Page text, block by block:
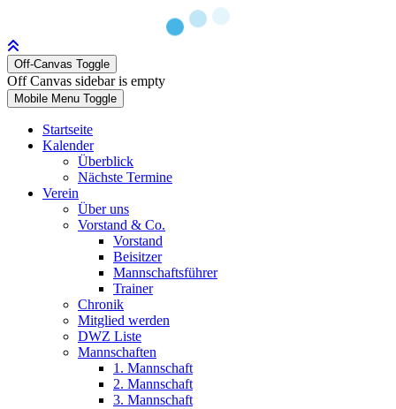
Off-Canvas Toggle
Off Canvas sidebar is empty
Mobile Menu Toggle
Startseite
Kalender
Überblick
Nächste Termine
Verein
Über uns
Vorstand & Co.
Vorstand
Beisitzer
Mannschaftsführer
Trainer
Chronik
Mitglied werden
DWZ Liste
Mannschaften
1. Mannschaft
2. Mannschaft
3. Mannschaft